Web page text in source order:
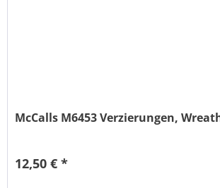
McCalls M6453 Verzierungen,
12,50 € *